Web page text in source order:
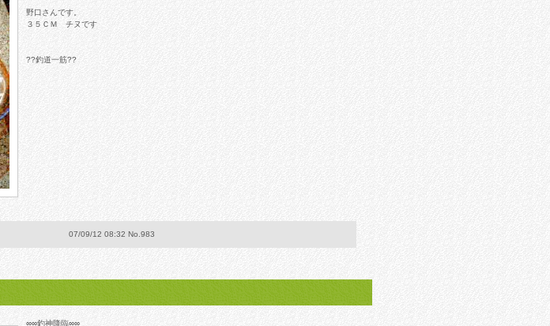
野口さんです。
３５ＣＭ チヌです
??釣道一筋??
07/09/12 08:32 No.983
∞∞釣神降臨∞∞